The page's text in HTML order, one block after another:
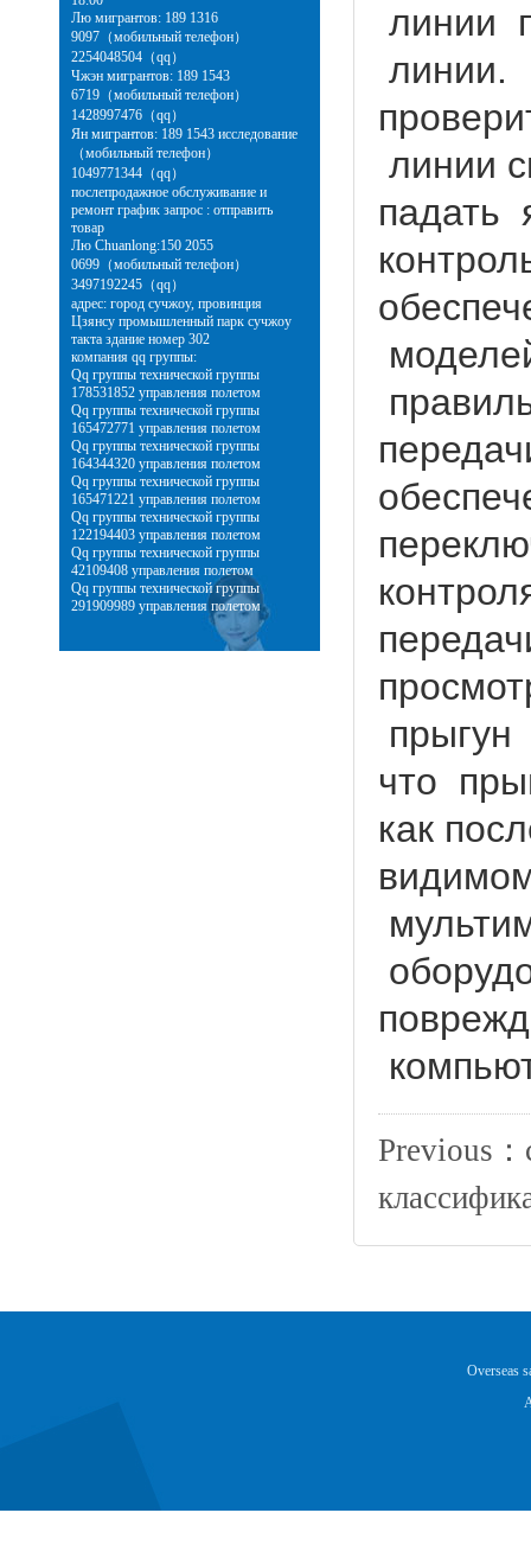
Лю мигрантов: 189 1316
9097（мобильный телефон）
2254048504（qq）
Чжэн мигрантов: 189 1543
6719（мобильный телефон）
1428997476（qq）
Ян мигрантов: 189 1543 исследование
（мобильный телефон）
1049771344（qq）
послепродажное обслуживание и
ремонт график запрос : отправить
товар
Лю Chuanlong:150 2055
0699（мобильный телефон）
3497192245（qq）
адрес: город сучжоу, провинция
Цзянсу промышленный парк сучжоу
такта здание номер 302
компания qq группы:
Qq группы технической группы
178531852 управления полетом
Qq группы технической группы
165472771 управления полетом
Qq группы технической группы
164344320 управления полетом
Qq группы технической группы
165471221 управления полетом
Qq группы технической группы
122194403 управления полетом
Qq группы технической группы
42109408 управления полетом
Qq группы технической группы
291909989 управления полетом
линии
линии.
линии
падать
что
как
Previous：
Overseas